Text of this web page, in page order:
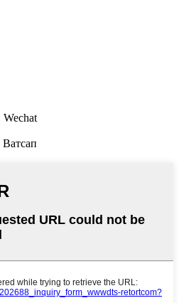
Wechat
Ватсап